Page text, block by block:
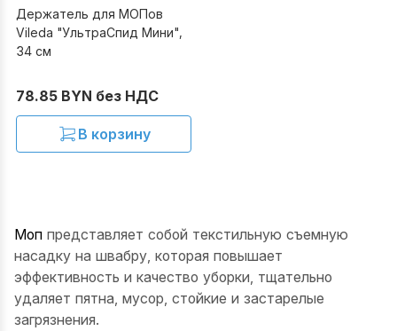
Держатель для МОПов
Vileda "УльтраСпид Мини",
34 см
78.85 BYN без НДС
В корзину
Моп представляет собой текстильную съемную
насадку на швабру, которая повышает
эффективность и качество уборки, тщательно
удаляет пятна, мусор, стойкие и застарелые
загрязнения.